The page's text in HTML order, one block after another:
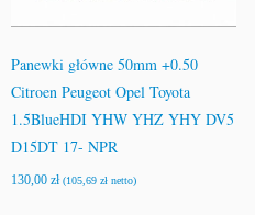
Panewki główne 50mm +0.50
Citroen Peugeot Opel Toyota
1.5BlueHDI YHW YHZ YHY DV5
D15DT 17- NPR
130,00 zł (105,69 zł netto)